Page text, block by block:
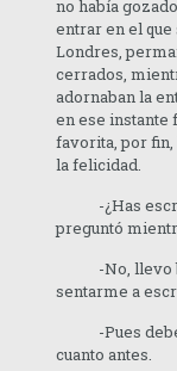
no había
entrar en el
Londres,
cerrados,
adornaban la
en ese instante
favorita, por fin,
la felicidad.
-¿Has
preguntó
-No, llevo
sentarme a
-Pues
cuanto antes.